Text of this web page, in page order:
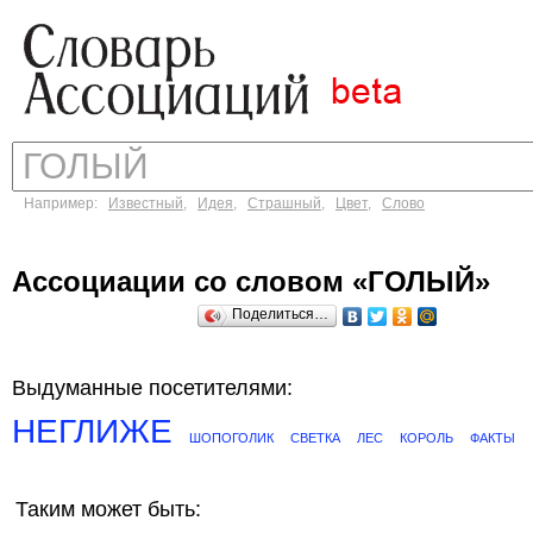
Например: Известный, Идея, Страшный, Цвет, Слово
Ассоциации со словом «ГОЛЫЙ»
Поделиться…
Выдуманные посетителями:
НЕГЛИЖЕ ШОПОГОЛИК СВЕТКА ЛЕС КОРОЛЬ ФАКТЫ
Таким может быть: